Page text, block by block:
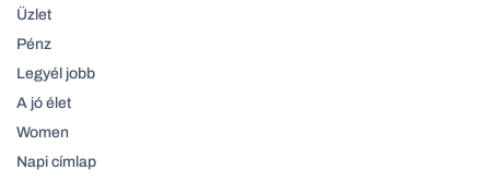
Üzlet
Pénz
Legyél jobb
A jó élet
Women
Napi címlap